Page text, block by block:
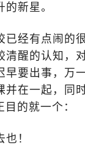
新星。
已经有点闹的
清醒的认知，
早要出事，万
并在一起，同
的就一个：
！